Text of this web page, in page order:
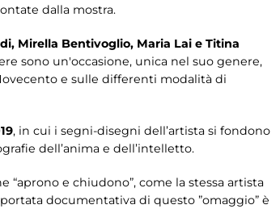
dalla mostra.
Mirella Bentivoglio, Maria Lai e Titina
sono un'occasione, unica nel suo genere,
e sulle differenti modalità di
, in cui i segni-disegni dell’artista si fondono
dell’anima e dell’intelletto.
“aprono e chiudono”, come la stessa artista
portata documentativa di questo ”omaggio” è